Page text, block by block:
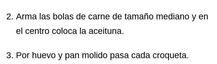
Arma las bolas de carne de tamaño mediano y en
el centro coloca la aceituna.
Por huevo y pan molido pasa cada croqueta.